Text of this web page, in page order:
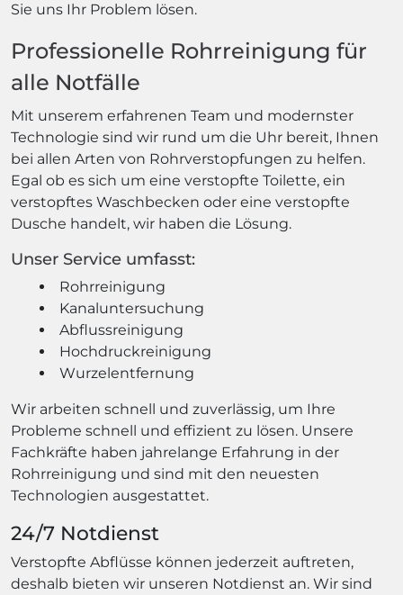
Sie uns Ihr Problem lösen.
Professionelle Rohrreinigung für
alle Notfälle
Mit unserem erfahrenen Team und modernster
Technologie sind wir rund um die Uhr bereit, Ihnen
bei allen Arten von Rohrverstopfungen zu helfen.
Egal ob es sich um eine verstopfte Toilette, ein
verstopftes Waschbecken oder eine verstopfte
Dusche handelt, wir haben die Lösung.
Unser Service umfasst:
Rohrreinigung
Kanaluntersuchung
Abflussreinigung
Hochdruckreinigung
Wurzelentfernung
Wir arbeiten schnell und zuverlässig, um Ihre
Probleme schnell und effizient zu lösen. Unsere
Fachkräfte haben jahrelange Erfahrung in der
Rohrreinigung und sind mit den neuesten
Technologien ausgestattet.
24/7 Notdienst
Verstopfte Abflüsse können jederzeit auftreten,
deshalb bieten wir unseren Notdienst an. Wir sind